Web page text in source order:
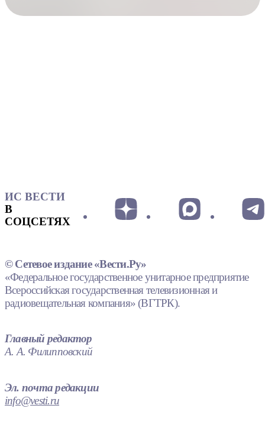
ИС ВЕСТИ
В
СОЦСЕТЯХ
© Сетевое издание «Вести.Ру»
«Федеральное государственное унитарное предприятие
Всероссийская государственная телевизионная и
радиовещательная компания» (ВГТРК).
Главный редактор
А. А. Филипповский
Эл. почта редакции
info@vesti.ru